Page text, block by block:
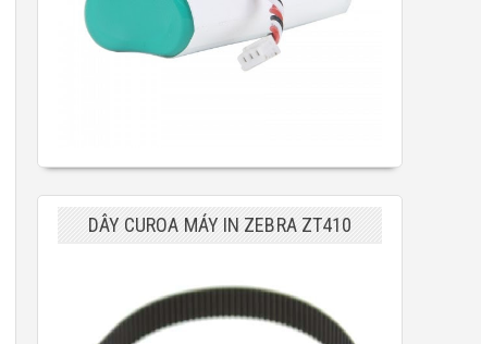
DÂY CUROA MÁY IN ZEBRA ZT410